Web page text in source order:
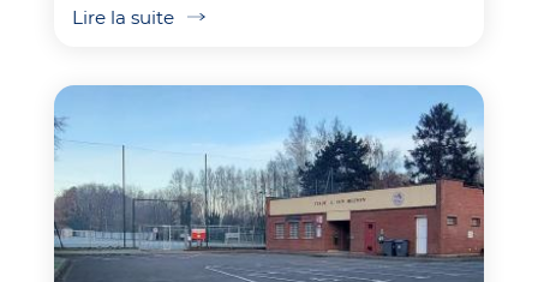
Lire la suite